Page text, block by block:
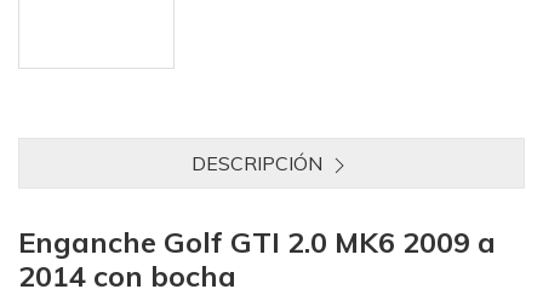
DESCRIPCIÓN
Enganche Golf GTI 2.0 MK6 2009 a
2014 con bocha